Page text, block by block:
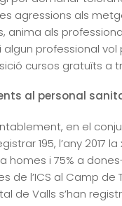
agressions als
anima als
algun professional
cursos gratuïts a
al personal
en el
195, l’any 2017
homes i 75% a
de l’ICS al Camp
de Valls s’han